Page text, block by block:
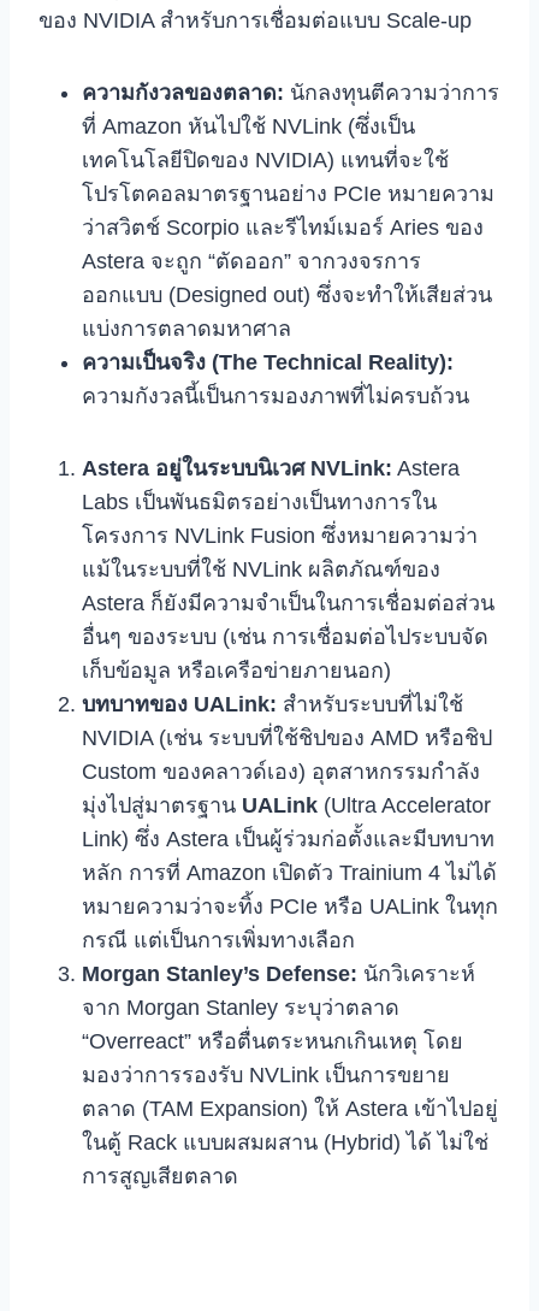
ของ NVIDIA สำหรับการเชื่อมต่อแบบ Scale-up
ความกังวลของตลาด: นักลงทุนตีความว่าการ
ที่ Amazon หันไปใช้ NVLink (ซึ่งเป็น
เทคโนโลยีปิดของ NVIDIA) แทนที่จะใช้
โปรโตคอลมาตรฐานอย่าง PCIe หมายความ
ว่าสวิตช์ Scorpio และรีไทม์เมอร์ Aries ของ
Astera จะถูก “ตัดออก” จากวงจรการ
ออกแบบ (Designed out) ซึ่งจะทำให้เสียส่วน
แบ่งการตลาดมหาศาล
ความเป็นจริง (The Technical Reality):
ความกังวลนี้เป็นการมองภาพที่ไม่ครบถ้วน
Astera อยู่ในระบบนิเวศ NVLink: Astera
Labs เป็นพันธมิตรอย่างเป็นทางการใน
โครงการ NVLink Fusion ซึ่งหมายความว่า
แม้ในระบบที่ใช้ NVLink ผลิตภัณฑ์ของ
Astera ก็ยังมีความจำเป็นในการเชื่อมต่อส่วน
อื่นๆ ของระบบ (เช่น การเชื่อมต่อไประบบจัด
เก็บข้อมูล หรือเครือข่ายภายนอก)
บทบาทของ UALink: สำหรับระบบที่ไม่ใช้
NVIDIA (เช่น ระบบที่ใช้ชิปของ AMD หรือชิป
Custom ของคลาวด์เอง) อุตสาหกรรมกำลัง
มุ่งไปสู่มาตรฐาน UALink (Ultra Accelerator
Link) ซึ่ง Astera เป็นผู้ร่วมก่อตั้งและมีบทบาท
หลัก การที่ Amazon เปิดตัว Trainium 4 ไม่ได้
หมายความว่าจะทิ้ง PCIe หรือ UALink ในทุก
กรณี แต่เป็นการเพิ่มทางเลือก
Morgan Stanley’s Defense: นักวิเคราะห์
จาก Morgan Stanley ระบุว่าตลาด
“Overreact” หรือตื่นตระหนกเกินเหตุ โดย
มองว่าการรองรับ NVLink เป็นการขยาย
ตลาด (TAM Expansion) ให้ Astera เข้าไปอยู่
ในตู้ Rack แบบผสมผสาน (Hybrid) ได้ ไม่ใช่
การสูญเสียตลาด